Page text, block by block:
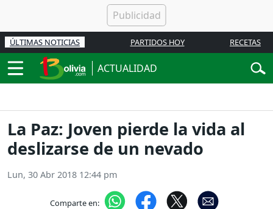
ÚLTIMAS NOTICIAS PARTIDOS HOY RECETAS
ACTUALIDAD
La Paz: Joven pierde la vida al
deslizarse de un nevado
Lun, 30 Abr 2018 12:44 pm
Comparte en: